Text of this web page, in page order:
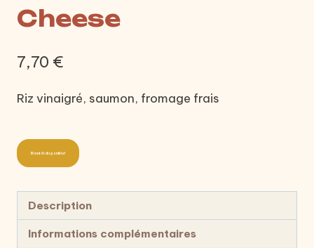
Cheese
7,70 €
Riz vinaigré, saumon, fromage frais
Bientôt disponible!
Description
Informations complémentaires